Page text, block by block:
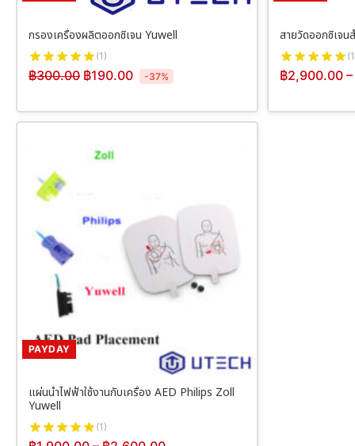
กรองเครื่องผลิตออกซิเจน Yuwell
(1)
฿300.00 ฿190.00 -37%
สายวัดออกซิเจ
฿2,900.00 –
PAYDAY
แผ่นนำไฟฟ้าใช้งานกับเครื่อง AED Philips Zoll
Yuwell
(1)